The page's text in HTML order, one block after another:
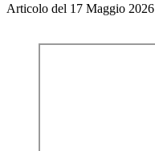
Articolo del 17 Maggio 2026